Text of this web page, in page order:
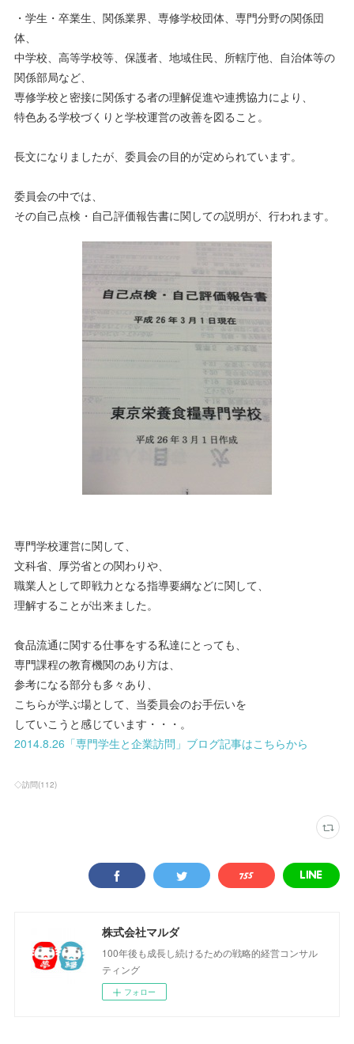
・学生・卒業生、関係業界、専修学校団体、専門分野の関係団
体、
中学校、高等学校等、保護者、地域住民、所轄庁他、自治体等の
関係部局など、
専修学校と密接に関係する者の理解促進や連携協力により、
特色ある学校づくりと学校運営の改善を図ること。
長文になりましたが、委員会の目的が定められています。
委員会の中では、
その自己点検・自己評価報告書に関しての説明が、行われます。
専門学校運営に関して、
文科省、厚労省との関わりや、
職業人として即戦力となる指導要綱などに関して、
理解することが出来ました。
食品流通に関する仕事をする私達にとっても、
専門課程の教育機関のあり方は、
参考になる部分も多々あり、
こちらが学ぶ場として、当委員会のお手伝いを
していこうと感じています・・・。
2014.8.26「専門学生と企業訪問」ブログ記事はこちらから
◇訪問(112)
株式会社マルダ
100年後も成長し続けるための戦略的経営コンサル
ティング
フォロー